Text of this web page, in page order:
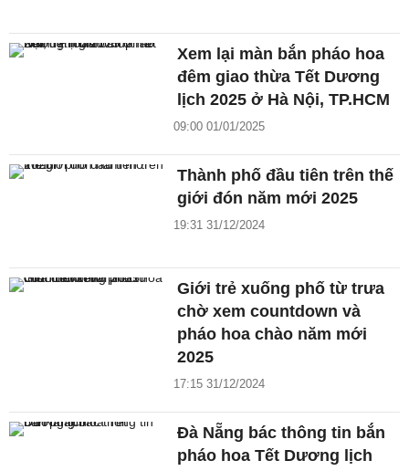
Xem lại màn bắn pháo hoa
đêm giao thừa Tết Dương
lịch 2025 ở Hà Nội, TP.HCM
09:00 01/01/2025
Thành phố đầu tiên trên thế
giới đón năm mới 2025
19:31 31/12/2024
Giới trẻ xuống phố từ trưa
chờ xem countdown và
pháo hoa chào năm mới
2025
17:15 31/12/2024
Đà Nẵng bác thông tin bắn
pháo hoa Tết Dương lịch